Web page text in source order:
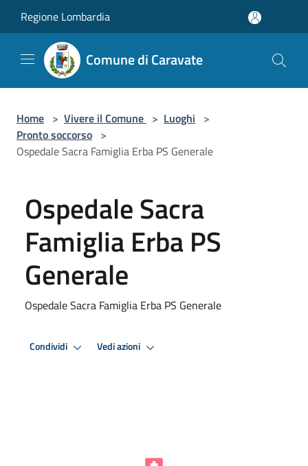
Regione Lombardia
Comune di Caravate
Home > Vivere il Comune > Luoghi >
Pronto soccorso >
Ospedale Sacra Famiglia Erba PS Generale
Ospedale Sacra
Famiglia Erba PS
Generale
Ospedale Sacra Famiglia Erba PS Generale
Condividi Vedi azioni